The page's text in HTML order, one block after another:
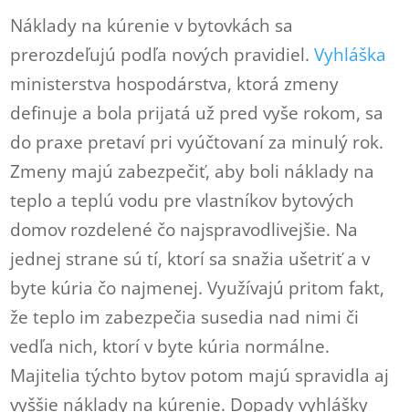
Náklady na kúrenie v bytovkách sa
prerozdeľujú podľa nových pravidiel.Vyhláška
ministerstva hospodárstva, ktorá zmeny
definuje a bola prijatá už pred vyše rokom, sa
do praxe pretaví pri vyúčtovaní za minulý rok.
Zmeny majú zabezpečiť, aby boli náklady na
teplo a teplú vodu pre vlastníkov bytových
domov rozdelené čo najspravodlivejšie. Na
jednej strane sú tí, ktorí sa snažia ušetriť a v
byte kúria čo najmenej. Využívajú pritom fakt,
že teplo im zabezpečia susedia nad nimi či
vedľa nich, ktorí v byte kúria normálne.
Majitelia týchto bytov potom majú spravidla aj
vyššie náklady na kúrenie. Dopady vyhlášky